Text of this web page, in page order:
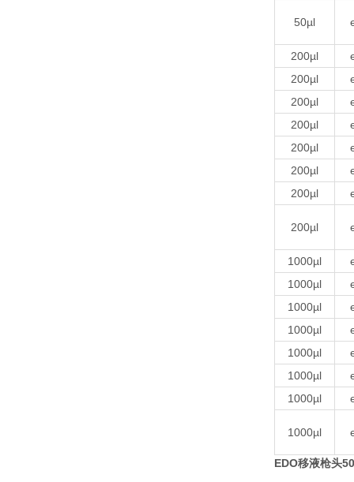
50µl
200µl
200µl
200µl
200µl
200µl
200µl
200µl
200µl
1000µl
1000µl
1000µl
1000µl
1000µl
1000µl
1000µl
1000µl
EDO移液枪头